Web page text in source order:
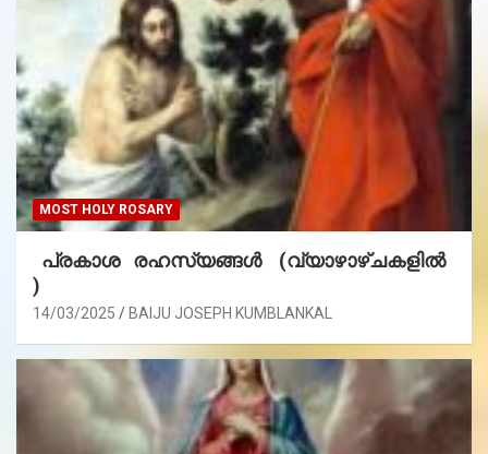
MOST HOLY ROSARY
പ്രകാശ രഹസ്യങ്ങൾ (വ്യാഴാഴ്ചകളിൽ
)
14/03/2025 BAIJU JOSEPH KUMBLANKAL